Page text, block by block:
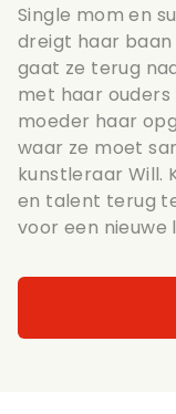
Single mom en
dreigt haar
gaat ze terug
met haar
moeder haar
waar ze moet
kunstleraar Will.
en talent terug
voor een nieuwe